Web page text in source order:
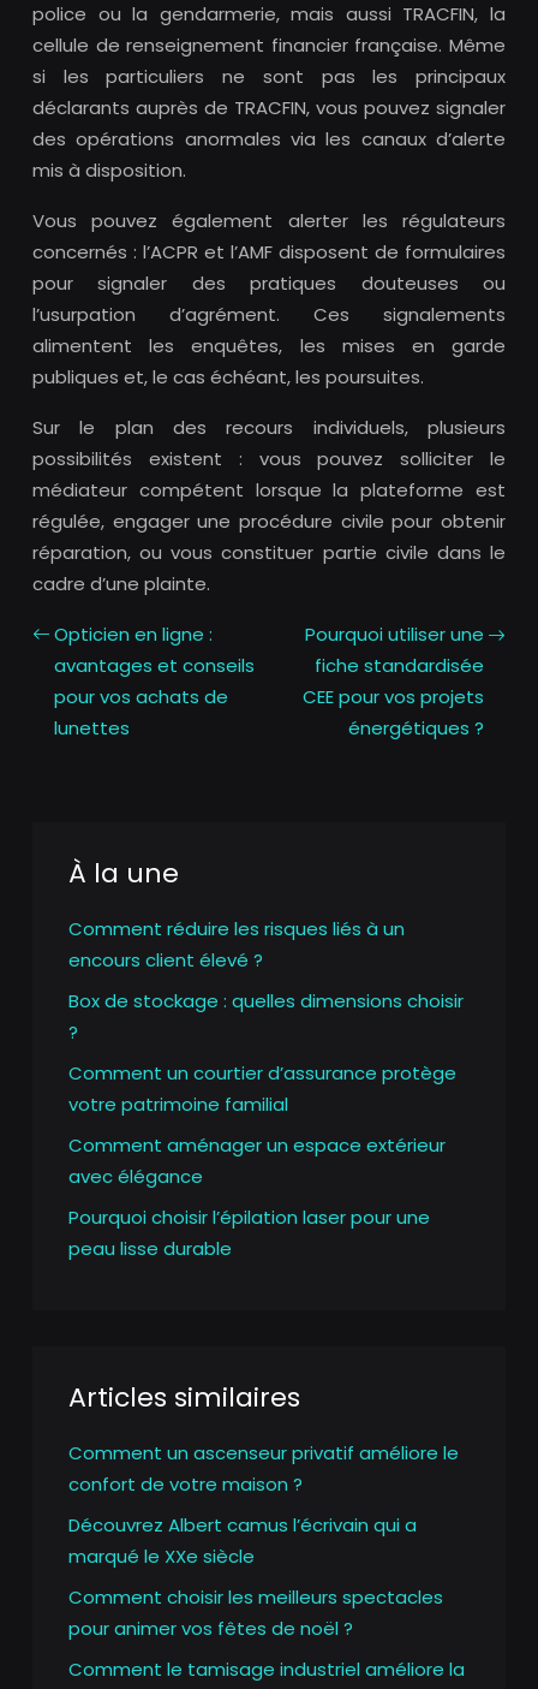
police ou la gendarmerie, mais aussi TRACFIN, la
cellule de renseignement financier française. Même
si les particuliers ne sont pas les principaux
déclarants auprès de TRACFIN, vous pouvez signaler
des opérations anormales via les canaux d’alerte
mis à disposition.
Vous pouvez également alerter les régulateurs
concernés : l’ACPR et l’AMF disposent de formulaires
pour signaler des pratiques douteuses ou
l’usurpation d’agrément. Ces signalements
alimentent les enquêtes, les mises en garde
publiques et, le cas échéant, les poursuites.
Sur le plan des recours individuels, plusieurs
possibilités existent : vous pouvez solliciter le
médiateur compétent lorsque la plateforme est
régulée, engager une procédure civile pour obtenir
réparation, ou vous constituer partie civile dans le
cadre d’une plainte.
Opticien en ligne :
avantages et conseils
pour vos achats de
lunettes
Pourquoi utiliser une
fiche standardisée
CEE pour vos projets
énergétiques ?
À la une
Comment réduire les risques liés à un
encours client élevé ?
Box de stockage : quelles dimensions choisir
?
Comment un courtier d’assurance protège
votre patrimoine familial
Comment aménager un espace extérieur
avec élégance
Pourquoi choisir l’épilation laser pour une
peau lisse durable
Articles similaires
Comment un ascenseur privatif améliore le
confort de votre maison ?
Découvrez Albert camus l’écrivain qui a
marqué le XXe siècle
Comment choisir les meilleurs spectacles
pour animer vos fêtes de noël ?
Comment le tamisage industriel améliore la